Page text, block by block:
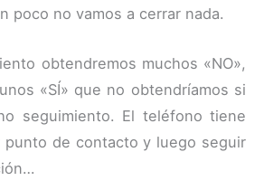
poco no vamos a cerrar nada.
obtendremos muchos «NO»,
«SÍ» que no obtendríamos si
seguimiento. El teléfono tiene
punto de contacto y luego seguir